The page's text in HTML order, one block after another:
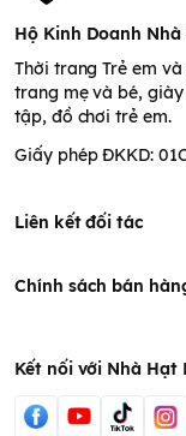
Hộ Kinh Doanh Nhà
Thời trang Trẻ em
trang mẹ và bé,
tập, đồ chơi trẻ em.
Giấy phép ĐKKD:
Liên kết đối tác
Chính sách bán
Kết nối với Nhà Hạt